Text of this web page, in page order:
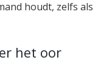
houdt, zelfs als
het oor